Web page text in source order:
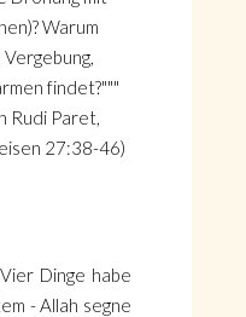
Warum
findet?"""
Rudi Paret,
27:38-46)
Dinge habe
- Allah segne